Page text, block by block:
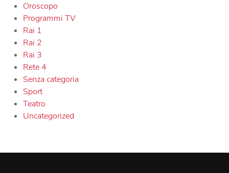
Oroscopo
Programmi TV
Rai 1
Rai 2
Rai 3
Rete 4
Senza categoria
Sport
Teatro
Uncategorized